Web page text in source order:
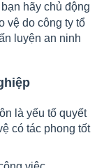
hãy chủ động
vệ do công ty tổ
luyện an ninh
là yếu tố quyết
có tác phong tốt